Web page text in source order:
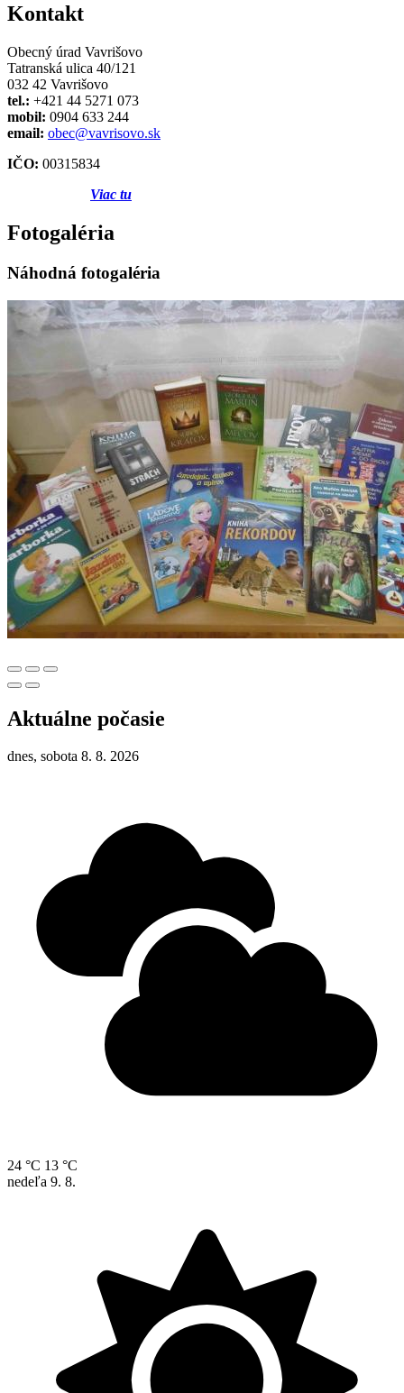
Kontakt
Obecný úrad Vavrišovo
Tatranská ulica 40/121
032 42 Vavrišovo
tel.: +421 44 5271 073
mobil: 0904 633 244
email: obec@vavrisovo.sk
IČO: 00315834
Viac tu
Fotogaléria
Náhodná fotogaléria
Aktuálne počasie
dnes, sobota 8. 8. 2026
24 °C 13 °C
nedeľa 9. 8.